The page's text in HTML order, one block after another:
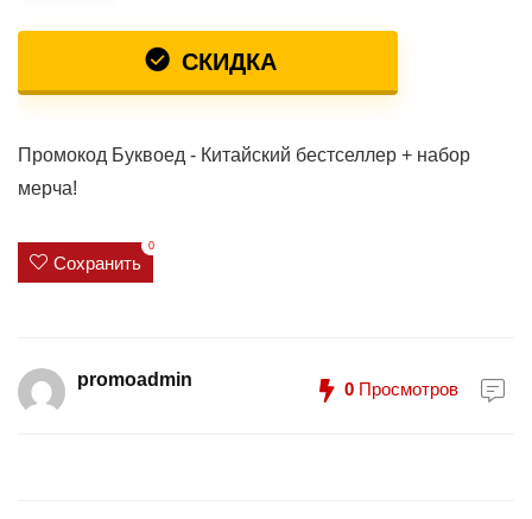
СКИДКА
Промокод Буквоед - Китайский бестселлер + набор
мерча!
Сохранить
0
promoadmin 0 Просмотров